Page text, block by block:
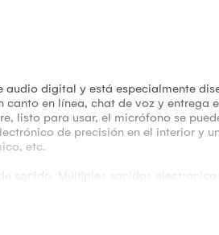
digital y está especialmente
en línea, chat de voz y entrega
listo para usar, el micrófono se
de precisión en el interior y
etc.
sonido, Múltiples sonidos